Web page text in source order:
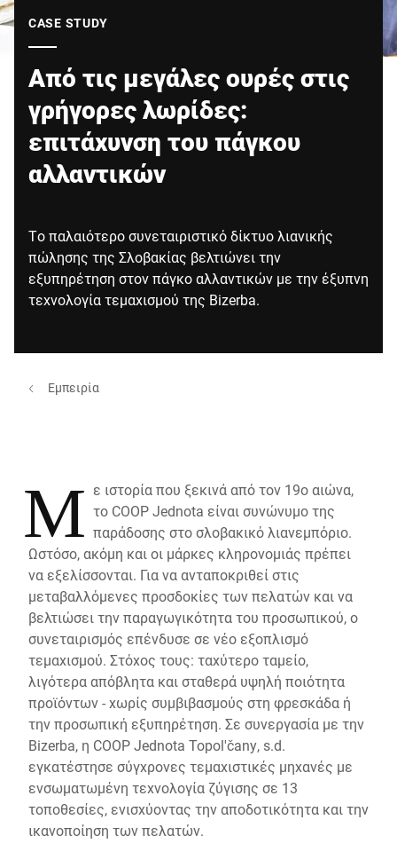
CASE STUDY
Από τις μεγάλες ουρές στις
γρήγορες λωρίδες:
επιτάχυνση του πάγκου
αλλαντικών
Το παλαιότερο συνεταιριστικό δίκτυο λιανικής
πώλησης της Σλοβακίας βελτιώνει την
εξυπηρέτηση στον πάγκο αλλαντικών με την έξυπνη
τεχνολογία τεμαχισμού της Bizerba.
Εμπειρία
Μ ε ιστορία που ξεκινά από τον 19ο αιώνα,
το COOP Jednota είναι συνώνυμο της
παράδοσης στο σλοβακικό λιανεμπόριο.
Ωστόσο, ακόμη και οι μάρκες κληρονομιάς πρέπει
να εξελίσσονται. Για να ανταποκριθεί στις
μεταβαλλόμενες προσδοκίες των πελατών και να
βελτιώσει την παραγωγικότητα του προσωπικού, ο
συνεταιρισμός επένδυσε σε νέο εξοπλισμό
τεμαχισμού. Στόχος τους: ταχύτερο ταμείο,
λιγότερα απόβλητα και σταθερά υψηλή ποιότητα
προϊόντων - χωρίς συμβιβασμούς στη φρεσκάδα ή
την προσωπική εξυπηρέτηση. Σε συνεργασία με την
Bizerba, η COOP Jednota Topol'čany, s.d.
εγκατέστησε σύγχρονες τεμαχιστικές μηχανές με
ενσωματωμένη τεχνολογία ζύγισης σε 13
τοποθεσίες, ενισχύοντας την αποδοτικότητα και την
ικανοποίηση των πελατών.